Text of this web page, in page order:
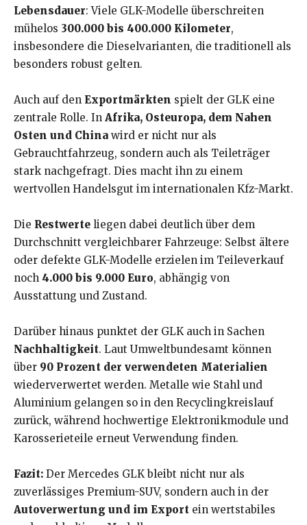
Lebensdauer: Viele GLK-Modelle überschreiten
mühelos 300.000 bis 400.000 Kilometer,
insbesondere die Dieselvarianten, die traditionell als
besonders robust gelten.
Auch auf den Exportmärkten spielt der GLK eine
zentrale Rolle. In Afrika, Osteuropa, dem Nahen
Osten und China wird er nicht nur als
Gebrauchtfahrzeug, sondern auch als Teileträger
stark nachgefragt. Dies macht ihn zu einem
wertvollen Handelsgut im internationalen Kfz-Markt.
Die Restwerte liegen dabei deutlich über dem
Durchschnitt vergleichbarer Fahrzeuge: Selbst ältere
oder defekte GLK-Modelle erzielen im Teileverkauf
noch 4.000 bis 9.000 Euro, abhängig von
Ausstattung und Zustand.
Darüber hinaus punktet der GLK auch in Sachen
Nachhaltigkeit. Laut Umweltbundesamt können
über 90 Prozent der verwendeten Materialien
wiederverwertet werden. Metalle wie Stahl und
Aluminium gelangen so in den Recyclingkreislauf
zurück, während hochwertige Elektronikmodule und
Karosserieteile erneut Verwendung finden.
Fazit: Der Mercedes GLK bleibt nicht nur als
zuverlässiges Premium-SUV, sondern auch in der
Autoverwertung und im Export ein wertstabiles